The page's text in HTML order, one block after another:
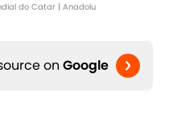
do Catar | Anadolu
on Google